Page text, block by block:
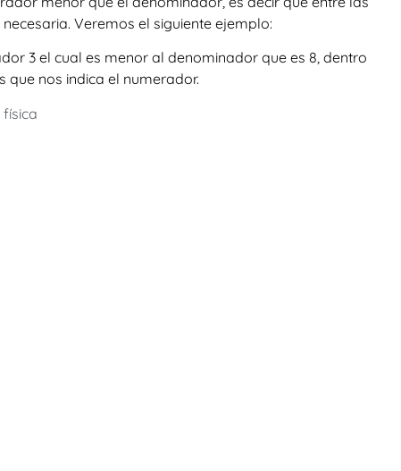
Veremos el siguiente ejemplo:
3 el cual es menor al denominador que es 8, dentro
nos indica el numerador.